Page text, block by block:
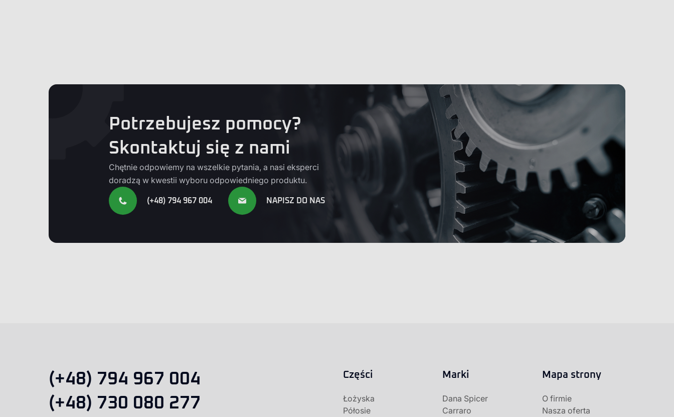
Potrzebujesz pomocy?
Skontaktuj się z nami
Chętnie odpowiemy na wszelkie pytania, a nasi eksperci
doradzą w kwestii wyboru odpowiedniego produktu.
(+48) 794 967 004 NAPISZ DO NAS
(+48) 794 967 004
(+48) 730 080 277
Części
Łożyska
Półosie
Marki
Dana Spicer
Carraro
Mapa strony
O firmie
Nasza oferta